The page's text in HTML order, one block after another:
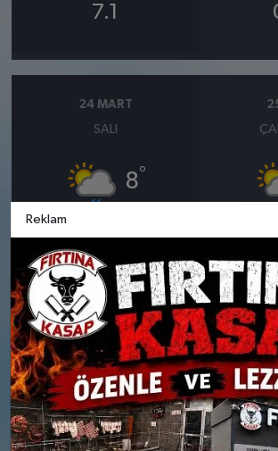
7.1
24 MART
SALI
8°
Bölgesel düzensiz yağmur
yağışlı
Nem: %95
Rüzgar: 7 km/h
Yağış Olasılığı: %88
Bölgesel
Yağış
26 MART
PERŞEMBE
Reklam